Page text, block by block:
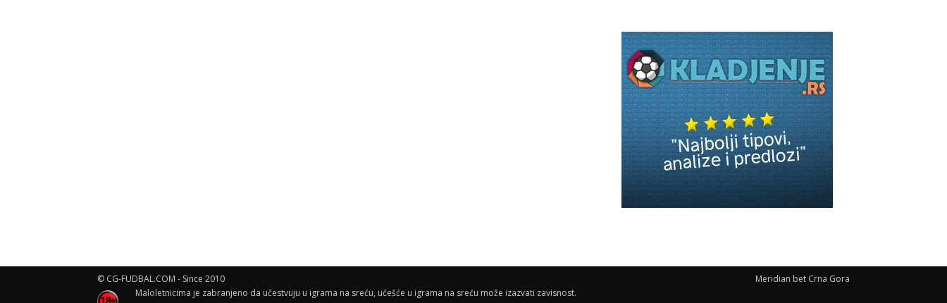
Meridian bet Crna Gora
© CG-FUDBAL.COM - Since 2010
Maloletnicima je zabranjeno da učestvuju u igrama na sreću, učešće u igrama na sreću može izazvati zavisnost.